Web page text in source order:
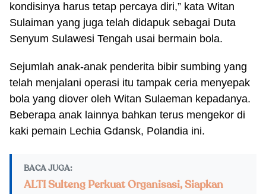
kondisinya harus tetap percaya diri,” kata Witan
Sulaiman yang juga telah didapuk sebagai Duta
Senyum Sulawesi Tengah usai bermain bola.
Sejumlah anak-anak penderita bibir sumbing yang
telah menjalani operasi itu tampak ceria menyepak
bola yang diover oleh Witan Sulaeman kepadanya.
Beberapa anak lainnya bahkan terus mengekor di
kaki pemain Lechia Gdansk, Polandia ini.
BACA JUGA:
ALTI Sulteng Perkuat Organisasi, Siapkan